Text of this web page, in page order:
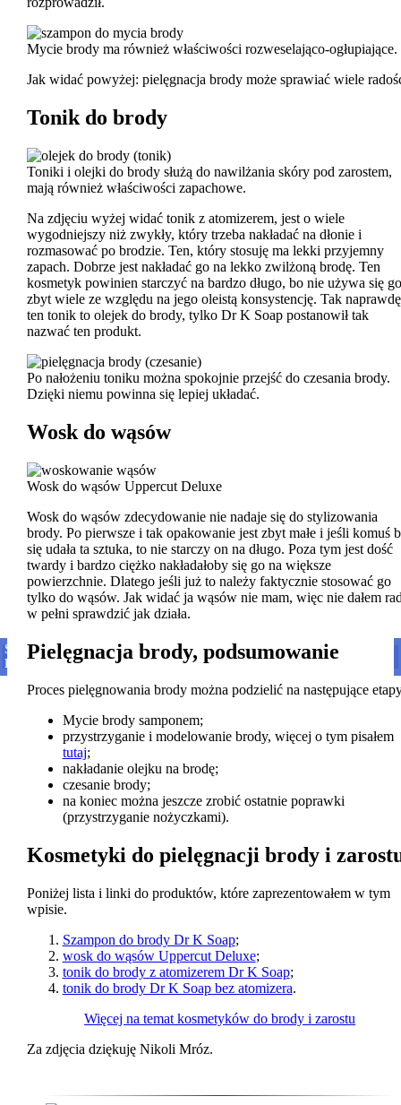
Mycie brody ma również właściwości rozweselająco-ogłupiające.
Jak widać powyżej: pielęgnacja brody może sprawiać wiele
Tonik do brody
Toniki i olejki do brody służą do nawilżania skóry pod zarostem,
mają również właściwości zapachowe.
Na zdjęciu wyżej widać tonik z atomizerem, jest o wiele
wygodniejszy niż zwykły, który trzeba nakładać na dłonie i
rozmasować po brodzie. Ten, który stosuję ma lekki przyjemny
zapach. Dobrze jest nakładać go na lekko zwilżoną brodę. Ten
kosmetyk powinien starczyć na bardzo długo, bo nie używa się go
zbyt wiele ze względu na jego oleistą konsystencję. Tak naprawdę
ten tonik to olejek do brody, tylko Dr K Soap postanowił tak
nazwać ten produkt.
Po nałożeniu toniku można spokojnie przejść do czesania brody.
Dzięki niemu powinna się lepiej układać.
Wosk do wąsów
Wosk do wąsów Uppercut Deluxe
Wosk do wąsów zdecydowanie nie nadaje się do stylizowania
brody. Po pierwsze i tak opakowanie jest zbyt małe i jeśli komuś
się udała ta sztuka, to nie starczy on na długo. Poza tym jest dość
twardy i bardzo ciężko nakładałoby się go na większe
powierzchnie. Dlatego jeśli już to należy faktycznie stosować go
tylko do wąsów. Jak widać ja wąsów nie mam, więc nie dałem
w pełni sprawdzić jak działa.
Pielęgnacja brody, podsumowanie
Proces pielęgnowania brody można podzielić na następujące
Mycie brody samponem;
przystrzyganie i modelowanie brody, więcej o tym pisałem
tutaj;
nakładanie olejku na brodę;
czesanie brody;
na koniec można jeszcze zrobić ostatnie poprawki
(przystrzyganie nożyczkami).
Kosmetyki do pielęgnacji brody i
Poniżej lista i linki do produktów, które zaprezentowałem w tym
wpisie.
Szampon do brody Dr K Soap;
wosk do wąsów Uppercut Deluxe;
tonik do brody z atomizerem Dr K Soap;
tonik do brody Dr K Soap bez atomizera.
Więcej na temat kosmetyków do brody i zarostu
Za zdjęcia dziękuję Nikoli Mróz.
DEPILACJA KLATKI PIERSIOWEJ
DEPILACJA MIEJSC INTYMNYCH U MĘŻCZYZN
STYLIZACJA BRODY I ZAROSTU (JAK DOBRAĆ ZAROST DO K...
BRAUN COOLTEC – SIŁA LODU W WALCE Z PODRAŻNI...
GOLARKA PHILIPS 7000 – WYŻSZY POZIOM GOLENIA
STYLIZACJA ZAROSTU: CIENIOWANIE I PODSTAWOWE
PRAKT...